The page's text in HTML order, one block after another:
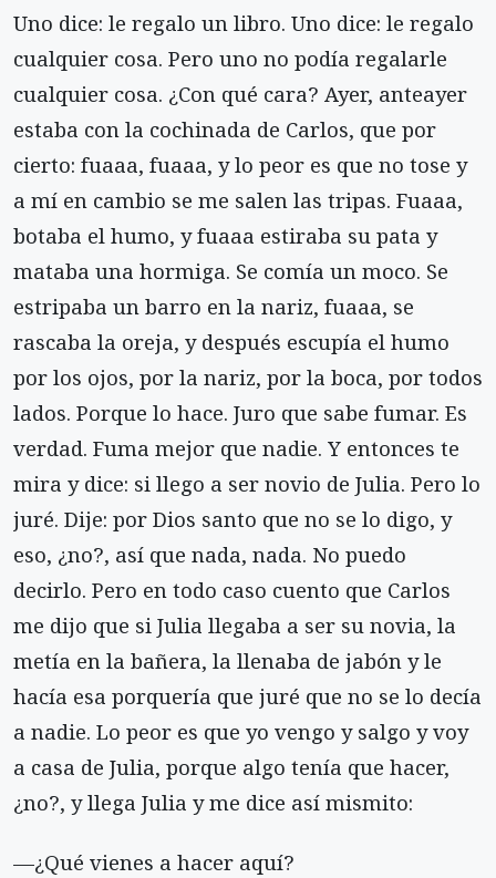
Uno dice: le regalo un libro. Uno dice: le regalo
cualquier cosa. Pero uno no podía regalarle
cualquier cosa. ¿Con qué cara? Ayer, anteayer
estaba con la cochinada de Carlos, que por
cierto: fuaaa, fuaaa, y lo peor es que no tose y
a mí en cambio se me salen las tripas. Fuaaa,
botaba el humo, y fuaaa estiraba su pata y
mataba una hormiga. Se comía un moco. Se
estripaba un barro en la nariz, fuaaa, se
rascaba la oreja, y después escupía el humo
por los ojos, por la nariz, por la boca, por todos
lados. Porque lo hace. Juro que sabe fumar. Es
verdad. Fuma mejor que nadie. Y entonces te
mira y dice: si llego a ser novio de Julia. Pero lo
juré. Dije: por Dios santo que no se lo digo, y
eso, ¿no?, así que nada, nada. No puedo
decirlo. Pero en todo caso cuento que Carlos
me dijo que si Julia llegaba a ser su novia, la
metía en la bañera, la llenaba de jabón y le
hacía esa porquería que juré que no se lo decía
a nadie. Lo peor es que yo vengo y salgo y voy
a casa de Julia, porque algo tenía que hacer,
¿no?, y llega Julia y me dice así mismito:
—¿Qué vienes a hacer aquí?